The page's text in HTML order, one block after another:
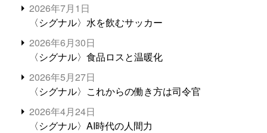
2026年7月1日
〈シグナル〉水を飲むサッカー
2026年6月30日
〈シグナル〉食品ロスと温暖化
2026年5月27日
〈シグナル〉これからの働き方は司令官
2026年4月24日
〈シグナル〉AI時代の人間力